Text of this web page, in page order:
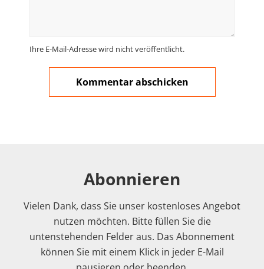
Ihre E-Mail-Adresse wird nicht veröffentlicht.
Abonnieren
Vielen Dank, dass Sie unser kostenloses Angebot
nutzen möchten. Bitte füllen Sie die
untenstehenden Felder aus. Das Abonnement
können Sie mit einem Klick in jeder E-Mail